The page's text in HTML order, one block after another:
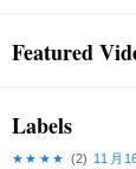
Featured
Labels
★★★★ (2) 11月